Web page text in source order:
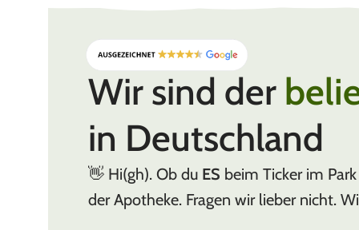
Wir sind der
in Deutschland
👋 Hi(gh). Ob du ES beim Ticker im
der Apotheke. Fragen wir lieber nicht.